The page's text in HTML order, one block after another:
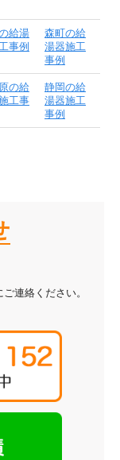
給湯
事例
森町の給
湯器施工
事例
の給
工事
静岡の給
湯器施工
事例
連絡ください。